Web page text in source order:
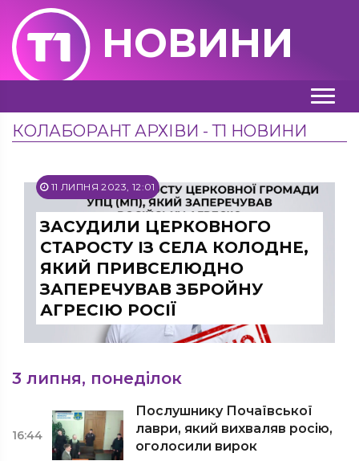
НОВИНИ
КОЛАБОРАНТ АРХІВИ - Т1 НОВИНИ
11 ЛИПНЯ 2023, 12:01
ЗАСУДИЛИ ЦЕРКОВНОГО
СТАРОСТУ ІЗ СЕЛА КОЛОДНЕ,
ЯКИЙ ПРИВСЕЛЮДНО
ЗАПЕРЕЧУВАВ ЗБРОЙНУ
АГРЕСІЮ РОСІЇ
3 липня, понеділок
16:44
Послушнику Почаївської
лаври, який вихваляв росію,
оголосили вирок